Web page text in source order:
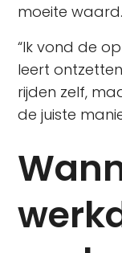
moeite waard.
“Ik vond de
leert
rijden zelf,
de juiste